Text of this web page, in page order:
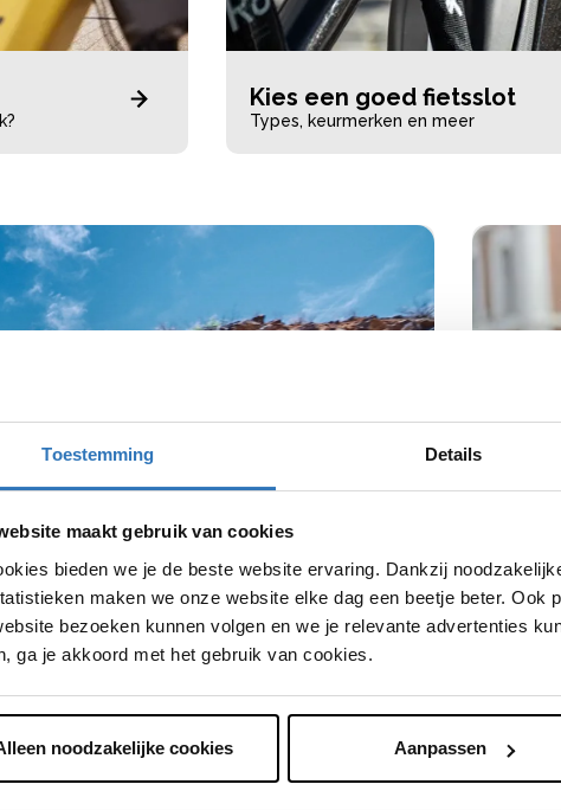
Toestemming Details
maakt gebruik van cookies
bieden we je de beste website ervaring. Dankzij
maken we onze website elke dag een beetje beter. Ook
bezoeken kunnen volgen en we je relevante advertenties
ga je akkoord met het gebruik van cookies.
noodzakelijke cookies Aanpassen
Kies een goed fietsslot
Types, keurmerken en meer
best?
Welke